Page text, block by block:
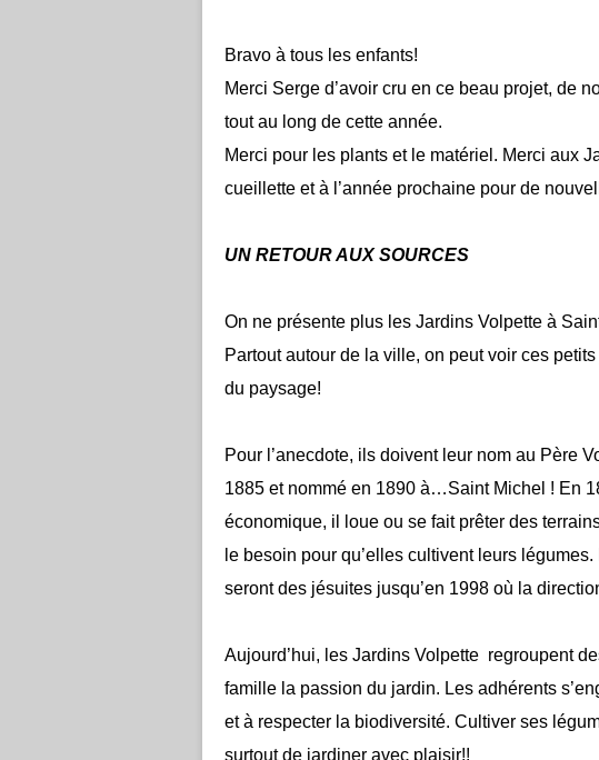
Bravo à tous les enfants!
Merci Serge d’avoir cru en ce beau projet, de
tout au long de cette année.
Merci pour les plants et le matériel. Merci aux
cueillette et à l’année prochaine pour de
UN RETOUR AUX SOURCES
On ne présente plus les Jardins Volpette à
Partout autour de la ville, on peut voir ces
du paysage!
Pour l’anecdote, ils doivent leur nom au Père
1885 et nommé en 1890 à…Saint Michel ! En
économique, il loue ou se fait prêter des
le besoin pour qu’elles cultivent leurs
seront des jésuites jusqu’en 1998 où la
Aujourd’hui, les Jardins Volpette regroupent
famille la passion du jardin. Les adhérents
et à respecter la biodiversité. Cultiver ses
surtout de jardiner avec plaisir!!